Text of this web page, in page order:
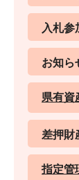
入札参
お知ら
県有資
差押財
指定管